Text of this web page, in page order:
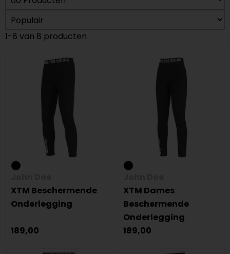
1-8 van 8 producten
XTM Beschermende
Onderlegging
189,00
XTM Dames
Beschermende
Onderlegging
189,00